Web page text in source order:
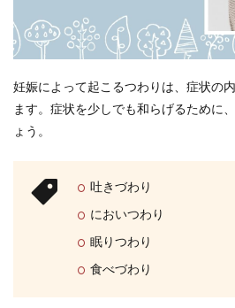
妊娠によって起こるつわりは、症状の
ます。症状を少しでも和らげるために
ょう。
吐きづわり
においつわり
眠りつわり
食べづわり